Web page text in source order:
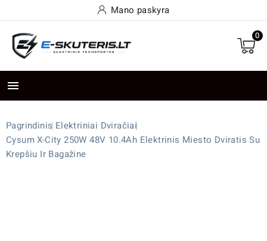
Mano paskyra
0

Pagrindinis Elektriniai Dviračiai
Cysum X-City 250W 48V 10.4Ah Elektrinis Miesto Dviratis Su
Krepšiu Ir Bagažine